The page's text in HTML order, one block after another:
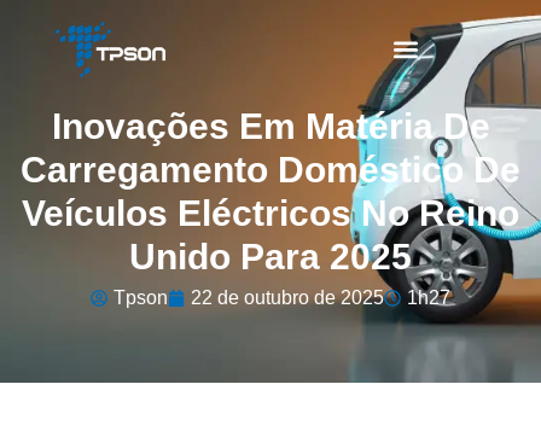
Inovações Em Matéria De
Carregamento Doméstico De
Veículos Eléctricos No Reino
Unido Para 2025
Tpson 22 de outubro de 2025 1h27